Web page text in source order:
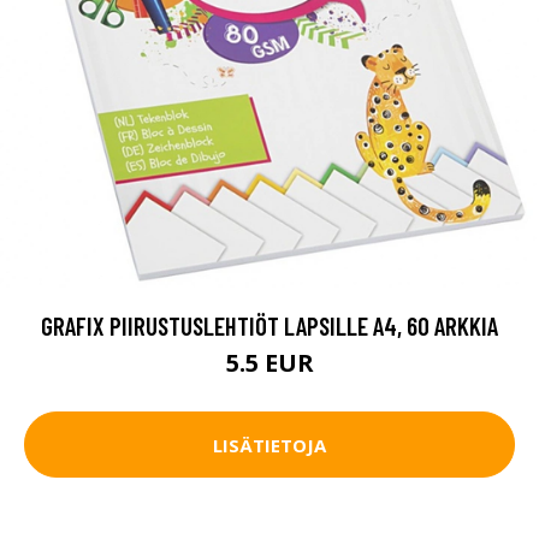
GRAFIX PIIRUSTUSLEHTIÖT LAPSILLE A4, 60 ARKKIA
5.5 EUR
LISÄTIETOJA